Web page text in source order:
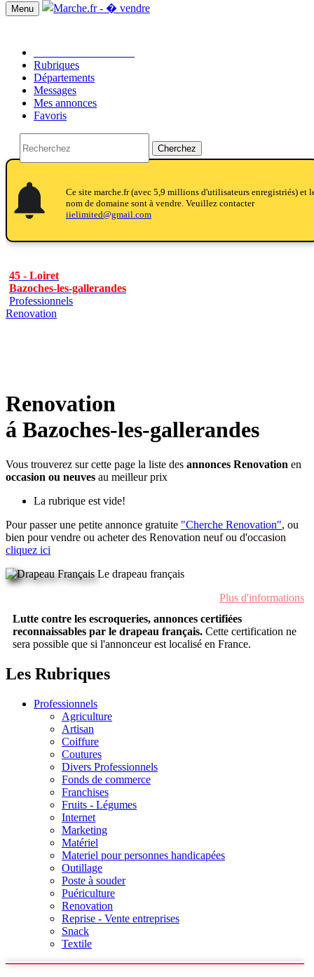
Menu
Rubriques
Départements
Messages
Mes annonces
Favoris
Cherchez
notifications
notifications
Ce site marche.fr (avec 5,9 millions d'utilisateurs enregistriés) et
nom de domaine sont à vendre. Veuillez contacter
iielimited@gmail.com
45 - Loiret
Bazoches-les-gallerandes
Professionnels
Renovation
Renovation
á Bazoches-les-gallerandes
Vous trouverez sur cette page la liste des annonces Renovation en
occasion ou neuves au meilleur prix
La rubrique est vide!
Pour passer une petite annonce gratuite "Cherche Renovation", ou
bien pour vendre ou acheter des Renovation neuf ou d'occasion
cliquez ici
Le drapeau français
Plus d'informations
Lutte contre les escroqueries, annonces certifiées
reconnaissables par le drapeau français. Cette certification ne
sera possible que si l'annonceur est localisé en France.
Les Rubriques
Professionnels
Agriculture
Artisan
Coiffure
Coutures
Divers Professionnels
Fonds de commerce
Franchises
Fruits - Légumes
Internet
Marketing
Matériel
Materiel pour personnes handicapées
Outillage
Poste à souder
Puériculture
Renovation
Reprise - Vente entreprises
Snack
Textile